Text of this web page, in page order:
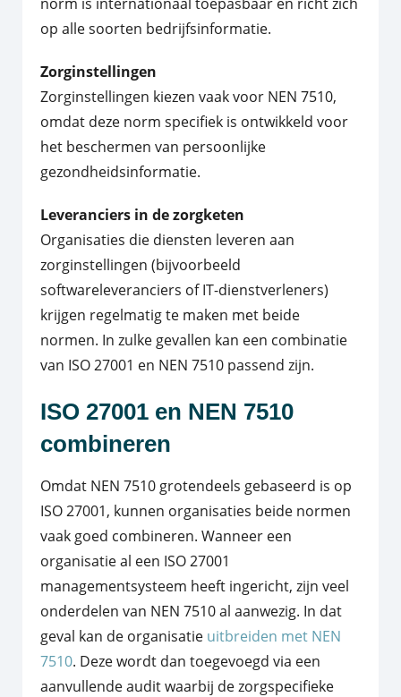
op alle soorten bedrijfsinformatie.
Zorginstellingen
Zorginstellingen kiezen vaak voor NEN 7510,
omdat deze norm specifiek is ontwikkeld voor
het beschermen van persoonlijke
gezondheidsinformatie.
Leveranciers in de zorgketen
Organisaties die diensten leveren aan
zorginstellingen (bijvoorbeeld
softwareleveranciers of IT-dienstverleners)
krijgen regelmatig te maken met beide
normen. In zulke gevallen kan een combinatie
van ISO 27001 en NEN 7510 passend zijn.
ISO 27001 en NEN 7510
combineren
Omdat NEN 7510 grotendeels gebaseerd is op
ISO 27001, kunnen organisaties beide normen
vaak goed combineren. Wanneer een
organisatie al een ISO 27001
managementsysteem heeft ingericht, zijn veel
onderdelen van NEN 7510 al aanwezig. In dat
geval kan de organisatie uitbreiden met NEN
7510. Deze wordt dan toegevoegd via een
aanvullende audit waarbij de zorgspecifieke